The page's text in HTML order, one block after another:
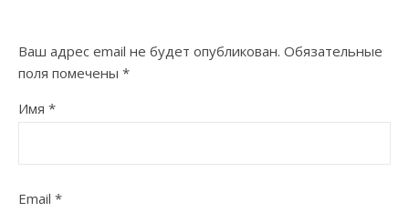
Ваш адрес email не будет опубликован. Обязательные
поля помечены *
Имя *
Email *